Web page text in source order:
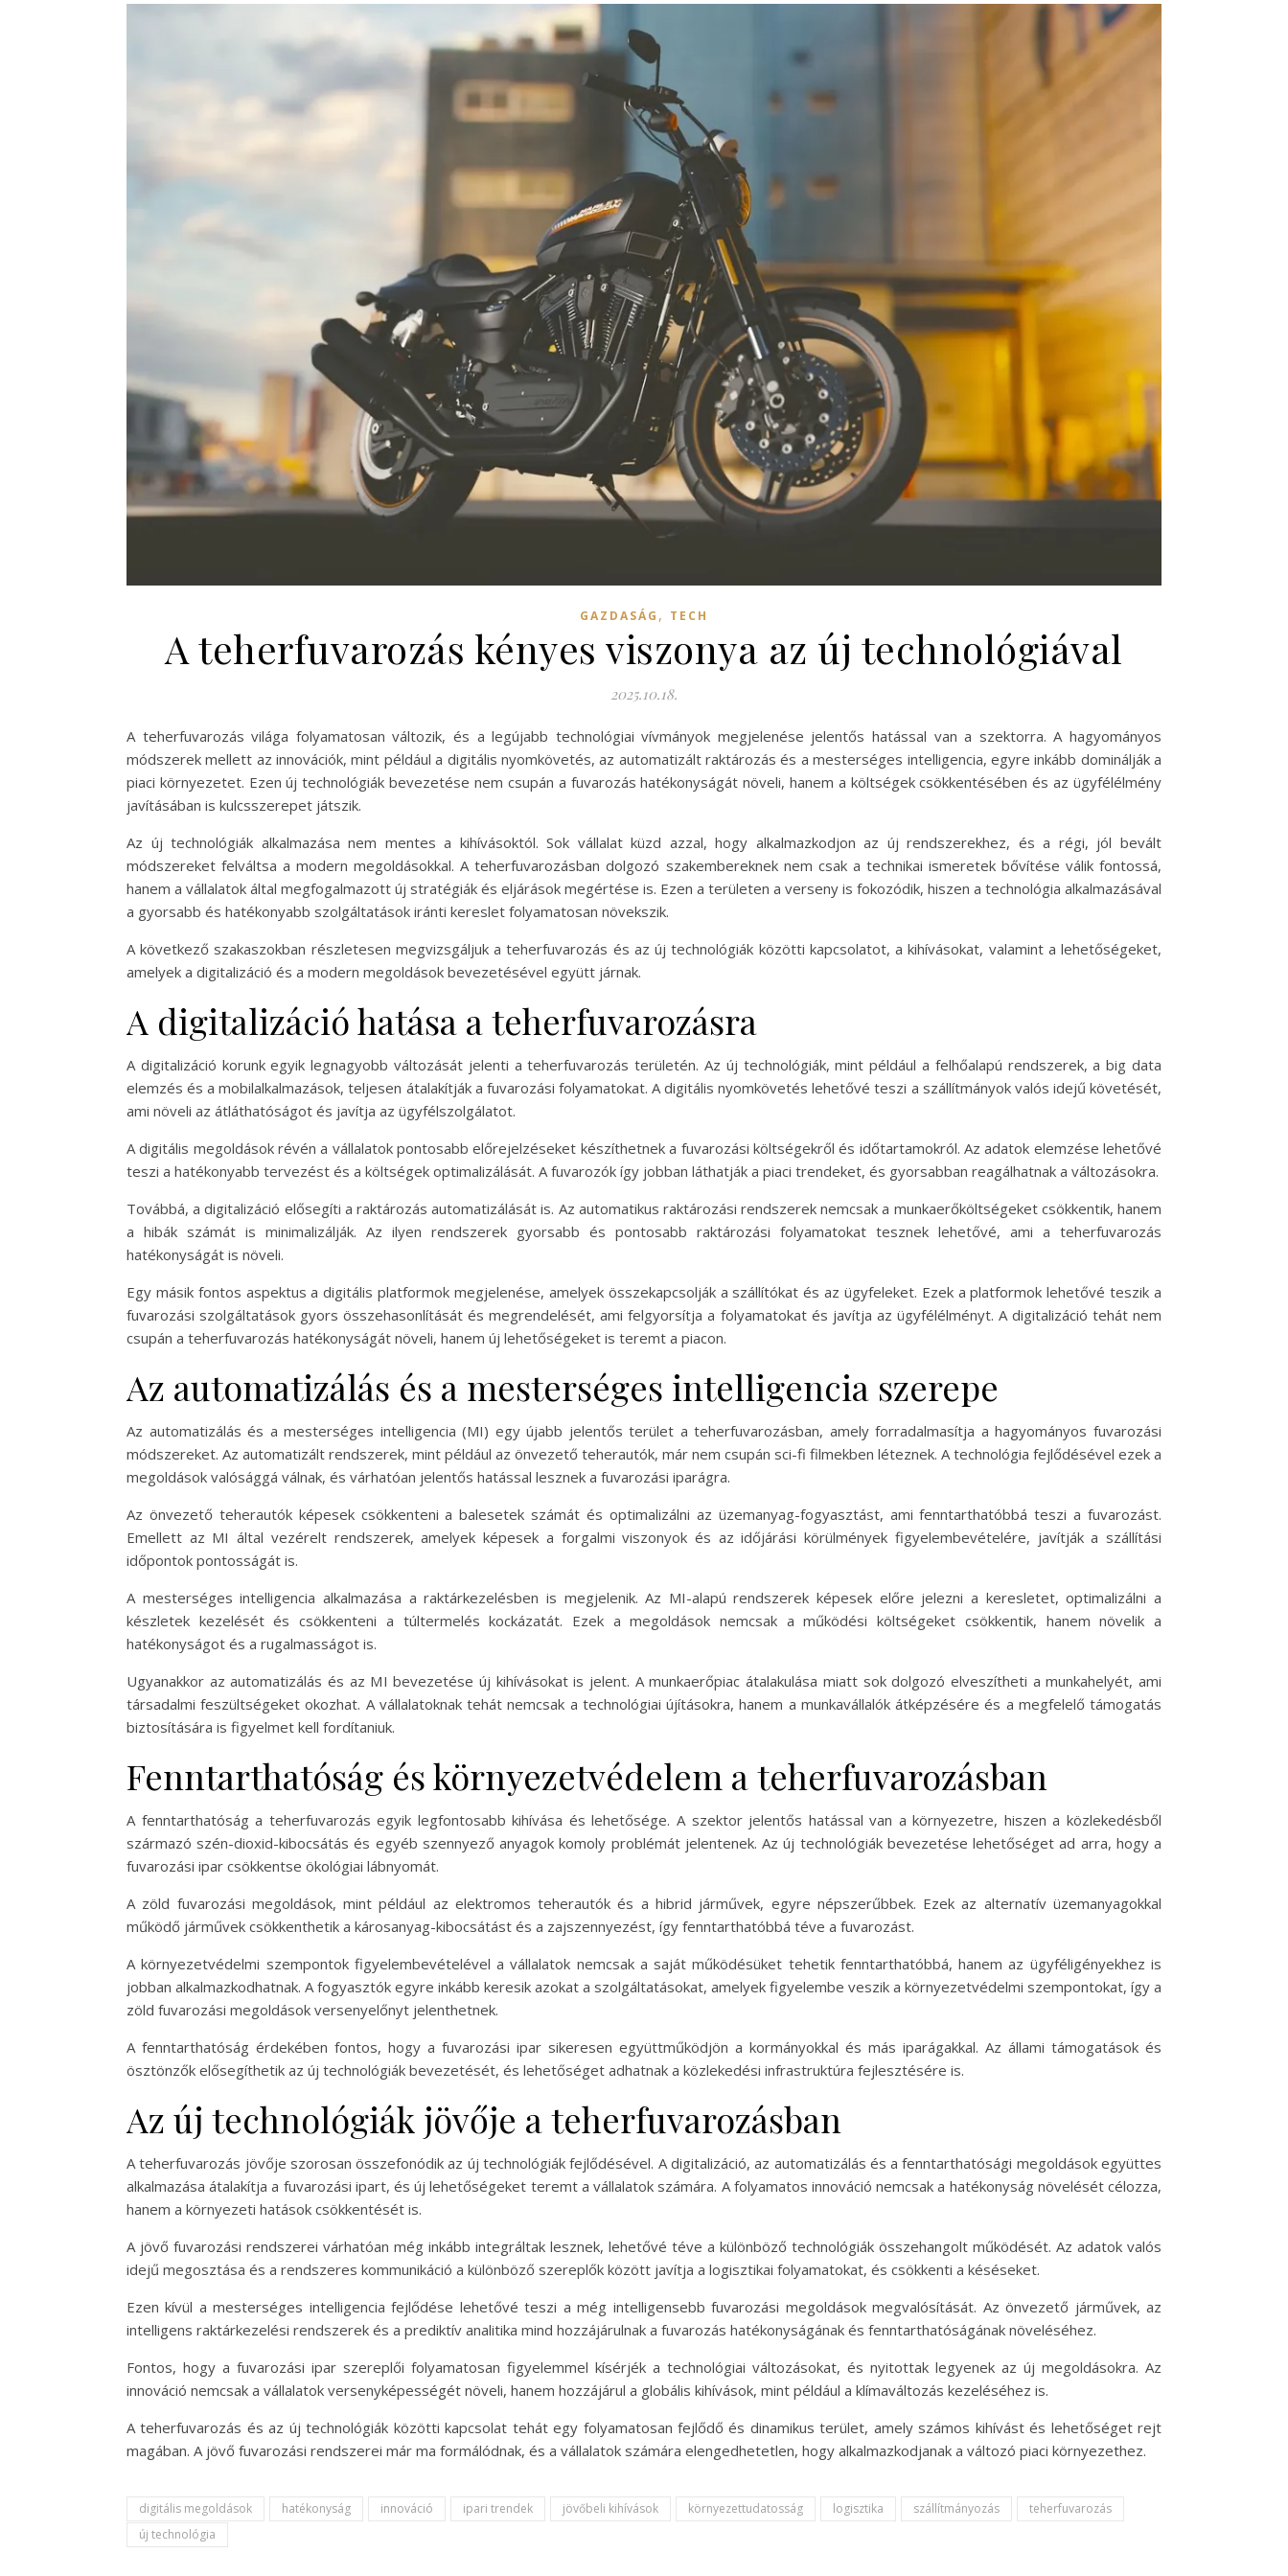
GAZDASÁG , TECH
A teherfuvarozás kényes viszonya az új technológiával
2025.10.18.
A teherfuvarozás világa folyamatosan változik, és a legújabb technológiai vívmányok megjelenése jelentős hatással van a szektorra. A hagyományos
módszerek mellett az innovációk, mint például a digitális nyomkövetés, az automatizált raktározás és a mesterséges intelligencia, egyre inkább dominálják a
piaci környezetet. Ezen új technológiák bevezetése nem csupán a fuvarozás hatékonyságát növeli, hanem a költségek csökkentésében és az ügyfélélmény
javításában is kulcsszerepet játszik.
Az új technológiák alkalmazása nem mentes a kihívásoktól. Sok vállalat küzd azzal, hogy alkalmazkodjon az új rendszerekhez, és a régi, jól bevált
módszereket felváltsa a modern megoldásokkal. A teherfuvarozásban dolgozó szakembereknek nem csak a technikai ismeretek bővítése válik fontossá,
hanem a vállalatok által megfogalmazott új stratégiák és eljárások megértése is. Ezen a területen a verseny is fokozódik, hiszen a technológia alkalmazásával
a gyorsabb és hatékonyabb szolgáltatások iránti kereslet folyamatosan növekszik.
A következő szakaszokban részletesen megvizsgáljuk a teherfuvarozás és az új technológiák közötti kapcsolatot, a kihívásokat, valamint a lehetőségeket,
amelyek a digitalizáció és a modern megoldások bevezetésével együtt járnak.
A digitalizáció hatása a teherfuvarozásra
A digitalizáció korunk egyik legnagyobb változását jelenti a teherfuvarozás területén. Az új technológiák, mint például a felhőalapú rendszerek, a big data
elemzés és a mobilalkalmazások, teljesen átalakítják a fuvarozási folyamatokat. A digitális nyomkövetés lehetővé teszi a szállítmányok valós idejű követését,
ami növeli az átláthatóságot és javítja az ügyfélszolgálatot.
A digitális megoldások révén a vállalatok pontosabb előrejelzéseket készíthetnek a fuvarozási költségekről és időtartamokról. Az adatok elemzése lehetővé
teszi a hatékonyabb tervezést és a költségek optimalizálását. A fuvarozók így jobban láthatják a piaci trendeket, és gyorsabban reagálhatnak a változásokra.
Továbbá, a digitalizáció elősegíti a raktározás automatizálását is. Az automatikus raktározási rendszerek nemcsak a munkaerőköltségeket csökkentik, hanem
a hibák számát is minimalizálják. Az ilyen rendszerek gyorsabb és pontosabb raktározási folyamatokat tesznek lehetővé, ami a teherfuvarozás
hatékonyságát is növeli.
Egy másik fontos aspektus a digitális platformok megjelenése, amelyek összekapcsolják a szállítókat és az ügyfeleket. Ezek a platformok lehetővé teszik a
fuvarozási szolgáltatások gyors összehasonlítását és megrendelését, ami felgyorsítja a folyamatokat és javítja az ügyfélélményt. A digitalizáció tehát nem
csupán a teherfuvarozás hatékonyságát növeli, hanem új lehetőségeket is teremt a piacon.
Az automatizálás és a mesterséges intelligencia szerepe
Az automatizálás és a mesterséges intelligencia (MI) egy újabb jelentős terület a teherfuvarozásban, amely forradalmasítja a hagyományos fuvarozási
módszereket. Az automatizált rendszerek, mint például az önvezető teherautók, már nem csupán sci-fi filmekben léteznek. A technológia fejlődésével ezek a
megoldások valósággá válnak, és várhatóan jelentős hatással lesznek a fuvarozási iparágra.
Az önvezető teherautók képesek csökkenteni a balesetek számát és optimalizálni az üzemanyag-fogyasztást, ami fenntarthatóbbá teszi a fuvarozást.
Emellett az MI által vezérelt rendszerek, amelyek képesek a forgalmi viszonyok és az időjárási körülmények figyelembevételére, javítják a szállítási
időpontok pontosságát is.
A mesterséges intelligencia alkalmazása a raktárkezelésben is megjelenik. Az MI-alapú rendszerek képesek előre jelezni a keresletet, optimalizálni a
készletek kezelését és csökkenteni a túltermelés kockázatát. Ezek a megoldások nemcsak a működési költségeket csökkentik, hanem növelik a
hatékonyságot és a rugalmasságot is.
Ugyanakkor az automatizálás és az MI bevezetése új kihívásokat is jelent. A munkaerőpiac átalakulása miatt sok dolgozó elveszítheti a munkahelyét, ami
társadalmi feszültségeket okozhat. A vállalatoknak tehát nemcsak a technológiai újításokra, hanem a munkavállalók átképzésére és a megfelelő támogatás
biztosítására is figyelmet kell fordítaniuk.
Fenntarthatóság és környezetvédelem a teherfuvarozásban
A fenntarthatóság a teherfuvarozás egyik legfontosabb kihívása és lehetősége. A szektor jelentős hatással van a környezetre, hiszen a közlekedésből
származó szén-dioxid-kibocsátás és egyéb szennyező anyagok komoly problémát jelentenek. Az új technológiák bevezetése lehetőséget ad arra, hogy a
fuvarozási ipar csökkentse ökológiai lábnyomát.
A zöld fuvarozási megoldások, mint például az elektromos teherautók és a hibrid járművek, egyre népszerűbbek. Ezek az alternatív üzemanyagokkal
működő járművek csökkenthetik a károsanyag-kibocsátást és a zajszennyezést, így fenntarthatóbbá téve a fuvarozást.
A környezetvédelmi szempontok figyelembevételével a vállalatok nemcsak a saját működésüket tehetik fenntarthatóbbá, hanem az ügyféligényekhez is
jobban alkalmazkodhatnak. A fogyasztók egyre inkább keresik azokat a szolgáltatásokat, amelyek figyelembe veszik a környezetvédelmi szempontokat, így a
zöld fuvarozási megoldások versenyelőnyt jelenthetnek.
A fenntarthatóság érdekében fontos, hogy a fuvarozási ipar sikeresen együttműködjön a kormányokkal és más iparágakkal. Az állami támogatások és
ösztönzők elősegíthetik az új technológiák bevezetését, és lehetőséget adhatnak a közlekedési infrastruktúra fejlesztésére is.
Az új technológiák jövője a teherfuvarozásban
A teherfuvarozás jövője szorosan összefonódik az új technológiák fejlődésével. A digitalizáció, az automatizálás és a fenntarthatósági megoldások együttes
alkalmazása átalakítja a fuvarozási ipart, és új lehetőségeket teremt a vállalatok számára. A folyamatos innováció nemcsak a hatékonyság növelését célozza,
hanem a környezeti hatások csökkentését is.
A jövő fuvarozási rendszerei várhatóan még inkább integráltak lesznek, lehetővé téve a különböző technológiák összehangolt működését. Az adatok valós
idejű megosztása és a rendszeres kommunikáció a különböző szereplők között javítja a logisztikai folyamatokat, és csökkenti a késéseket.
Ezen kívül a mesterséges intelligencia fejlődése lehetővé teszi a még intelligensebb fuvarozási megoldások megvalósítását. Az önvezető járművek, az
intelligens raktárkezelési rendszerek és a prediktív analitika mind hozzájárulnak a fuvarozás hatékonyságának és fenntarthatóságának növeléséhez.
Fontos, hogy a fuvarozási ipar szereplői folyamatosan figyelemmel kísérjék a technológiai változásokat, és nyitottak legyenek az új megoldásokra. Az
innováció nemcsak a vállalatok versenyképességét növeli, hanem hozzájárul a globális kihívások, mint például a klímaváltozás kezeléséhez is.
A teherfuvarozás és az új technológiák közötti kapcsolat tehát egy folyamatosan fejlődő és dinamikus terület, amely számos kihívást és lehetőséget rejt
magában. A jövő fuvarozási rendszerei már ma formálódnak, és a vállalatok számára elengedhetetlen, hogy alkalmazkodjanak a változó piaci környezethez.
digitális megoldások hatékonyság innováció ipari trendek jövőbeli kihívások környezettudatosság logisztika szállítmányozás
teherfuvarozás
új technológia